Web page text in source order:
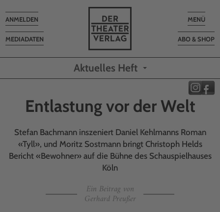
Toggle
MENÜ
ABO & SHOP
MEDIADATEN
Toggle
navigation
ANMELDEN
Aktuelles Heft
Entlastung vor der Welt
Stefan Bachmann inszeniert Daniel Kehlmanns Roman
«Tyll», und Moritz Sostmann bringt Christoph Helds
Bericht «Bewohner» auf die Bühne des Schauspielhauses
Köln
Ein Beitrag von
Gerhard Preußer